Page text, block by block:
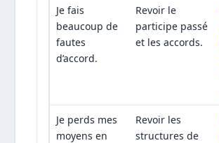
Je fais
beaucoup de
fautes
d’accord.
Revoir le
participe passé
et les accords.
Je perds mes
moyens en
Revoir les
structures de